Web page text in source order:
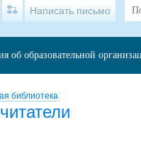
библиотека
Написать письмо
об образовательной